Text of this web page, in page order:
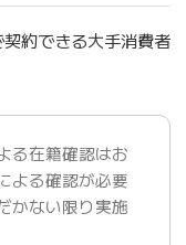
約できる大手消費者
る在籍確認はお
よる確認が必要
かない限り実施